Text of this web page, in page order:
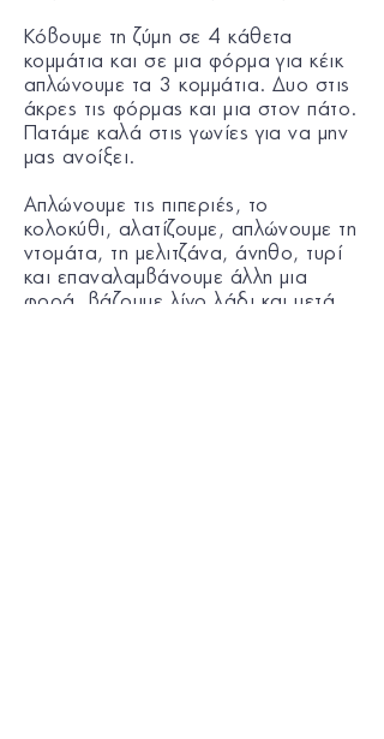
Κόβουμε τη ζύμη σε 4 κάθετα
κομμάτια και σε μια φόρμα για κέικ
απλώνουμε τα 3 κομμάτια. Δυο στις
άκρες τις φόρμας και μια στον πάτο.
Πατάμε καλά στις γωνίες για να μην
μας ανοίξει.
Απλώνουμε τις πιπεριές, το
κολοκύθι, αλατίζουμε, απλώνουμε τη
ντομάτα, τη μελιτζάνα, άνηθο, τυρί
και επαναλαμβάνουμε άλλη μια
φορά, βάζουμε λίγο λάδι και μετά